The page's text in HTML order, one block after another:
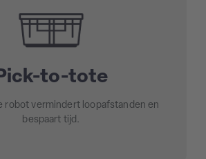
to-tote
robot vermindert loopafstanden en
bespaart tijd.